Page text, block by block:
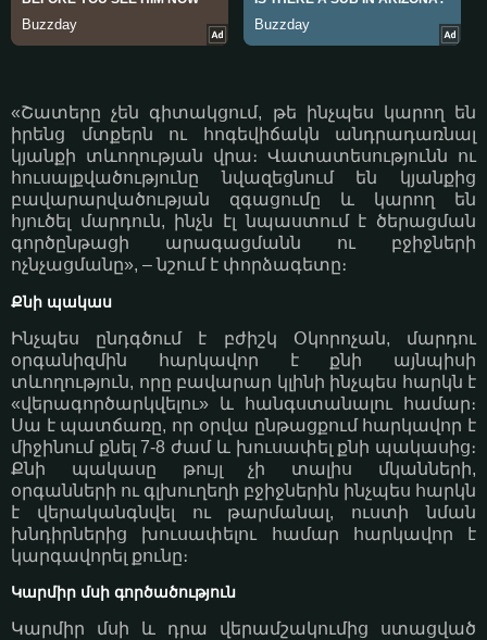
«Շատերը չեն գիտակցում, թե ինչպես կարող են
իրենց մտքերն ու հոգեվիճակն անդրադառնալ
կյանքի տևողության վրա։ Վատատեսությունն ու
հուսալքվածությունը նվազեցնում են կյանքից
բավարարվածության զգացումը և կարող են
հյուծել մարդուն, ինչն էլ նպաստում է ծերացման
գործընթացի արագացմանն ու բջիջների
ոչնչացմանը», – նշում է փորձագետը։
Քնի պակաս
Ինչպես ընդգծում է բժիշկ Օկորոչան, մարդու
օրգանիզմին հարկավոր է քնի այնպիսի
տևողություն, որը բավարար կլինի ինչպես հարկն է
«վերագործարկվելու» և հանգստանալու համար։
Սա է պատճառը, որ օրվա ընթացքում հարկավոր է
միջինում քնել 7-8 ժամ և խուսափել քնի պակասից։
Քնի պակասը թույլ չի տալիս մկանների,
օրգանների ու գլխուղեղի բջիջներին ինչպես հարկն
է վերականգնվել ու թարմանալ, ուստի նման
խնդիրներից խուսափելու համար հարկավոր է
կարգավորել քունը։
Կարմիր մսի գործածություն
Կարմիր մսի և դրա վերամշակումից ստացված